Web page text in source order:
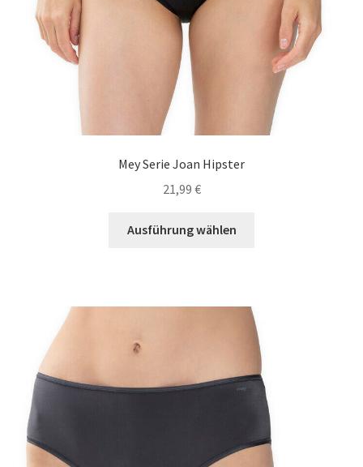
Warenkorb
Widerrufsbelehrung und -formular
Zahlungsarten
Mey Serie Joan Hipster
21,99 €
Ausführung wählen
auf.
Die
Optionen
können
auf
der
Produktseite